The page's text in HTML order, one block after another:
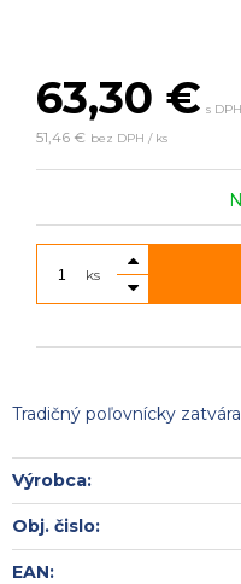
63,30 € s
51,46 € bez DPH / ks
ks
Tradičný poľovnícky
Výrobca:
Obj. čislo:
EAN: